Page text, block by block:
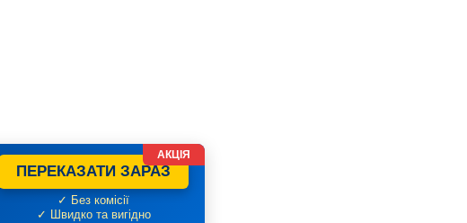
ПЕРЕКАЗАТИ ЗАРАЗ
✓ Без комісії
✓ Швидко та вигідно
АКЦІЯ